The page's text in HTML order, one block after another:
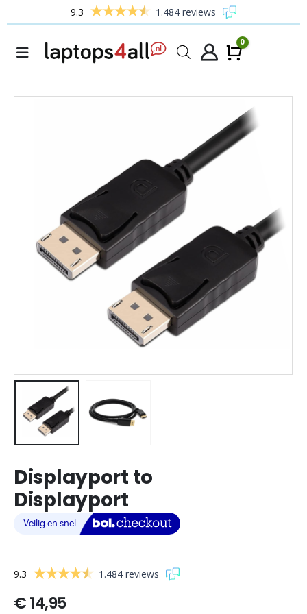
9.3 1.484 reviews
0
Displayport to
Displayport
9.3 1.484 reviews
€14,95